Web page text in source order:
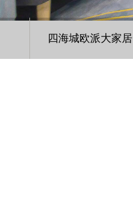
四海城欧派大家居